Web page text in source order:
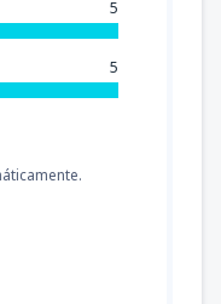
5
5